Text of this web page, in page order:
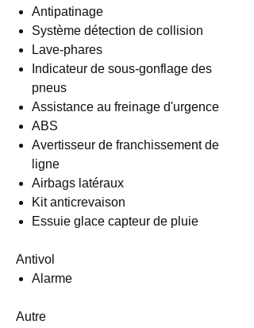
Antipatinage
Système détection de collision
Lave-phares
Indicateur de sous-gonflage des
pneus
Assistance au freinage d'urgence
ABS
Avertisseur de franchissement de
ligne
Airbags latéraux
Kit anticrevaison
Essuie glace capteur de pluie
Antivol
Alarme
Autre